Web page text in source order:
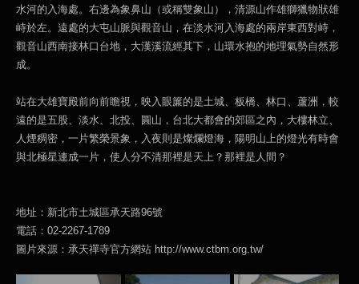
水河的入海處。右邊為象鼻山（或稱雙象山），清源山作雄獅獵物狀雄
峙於左。遠處的大屯山脈與觀音山，在淡水河入海處的兩岸東西對峙，
觀音山西南接林口台地，大漢溪流經其下，山環水抱的地理氣勢自然形
成。
站在大雄寶殿前向前瞻視，映入眼簾的是土城、板橋、林口、蘆洲，較
遠的是五股、淡水、北投、圓山，台北大都會的郊區之內，大樓林立、
人煙稠密，一片繁榮景象，入夜則是燦爛燈海，陽明山上的燈光有時會
與北極星連成一片，使人分不清那裡是天上？那裡是人間？
地址：新北市土城區承天路96號
電話：02-2267-1789
圖片來源：承天禪寺官方網站 http://www.ctbm.org.tw/